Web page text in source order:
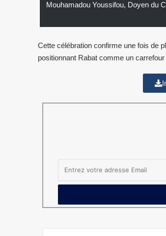
Mouhamadou Youssifou, Doyen du
Cette célébration confirme une fois de
positionnant Rabat comme un